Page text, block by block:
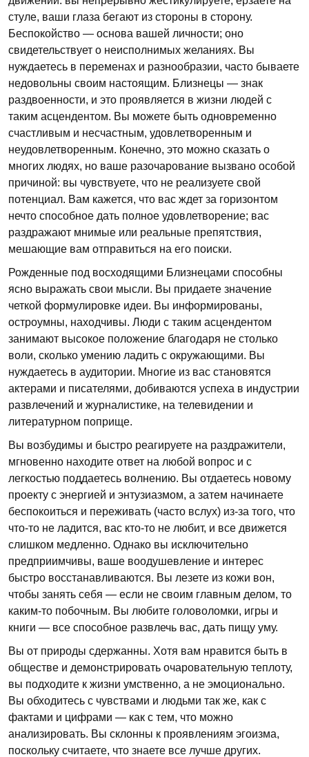
стуле, ваши глаза бегают из стороны в сторону.
Беспокойство — основа вашей личности; оно
свидетельствует о неисполнимых желаниях. Вы
нуждаетесь в переменах и разнообразии, часто бываете
недовольны своим настоящим. Близнецы — знак
раздвоенности, и это проявляется в жизни людей с
таким асцендентом. Вы можете быть одновременно
счастливым и несчастным, удовлетворенным и
неудовлетворенным. Конечно, это можно сказать о
многих людях, но ваше разочарование вызвано особой
причиной: вы чувствуете, что не реализуете свой
потенциал. Вам кажется, что вас ждет за горизонтом
нечто способное дать полное удовлетворение; вас
раздражают мнимые или реальные препятствия,
мешающие вам отправиться на его поиски.
Рожденные под восходящими Близнецами способны
ясно выражать свои мысли. Вы придаете значение
четкой формулировке идеи. Вы информированы,
остроумны, находчивы. Люди с таким асцендентом
занимают высокое положение благодаря не столько
воли, сколько умению ладить с окружающими. Вы
нуждаетесь в аудитории. Многие из вас становятся
актерами и писателями, добиваются успеха в индустрии
развлечений и журналистике, на телевидении и
литературном поприще.
Вы возбудимы и быстро реагируете на раздражители,
мгновенно находите ответ на любой вопрос и с
легкостью поддаетесь волнению. Вы отдаетесь новому
проекту с энергией и энтузиазмом, а затем начинаете
беспокоиться и переживать (часто вслух) из-за того, что
что-то не ладится, вас кто-то не любит, и все движется
слишком медленно. Однако вы исключительно
предприимчивы, ваше воодушевление и интерес
быстро восстанавливаются. Вы лезете из кожи вон,
чтобы занять себя — если не своим главным делом, то
каким-то побочным. Вы любите головоломки, игры и
книги — все способное развлечь вас, дать пищу уму.
Вы от природы сдержанны. Хотя вам нравится быть в
обществе и демонстрировать очаровательную теплоту,
вы подходите к жизни умственно, а не эмоционально.
Вы обходитесь с чувствами и людьми так же, как с
фактами и цифрами — как с тем, что можно
анализировать. Вы склонны к проявлениям эгоизма,
поскольку считаете, что знаете все лучше других.